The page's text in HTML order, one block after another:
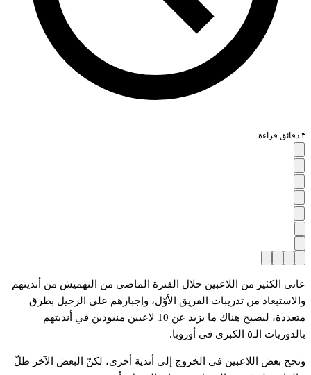
٣ دقائق قراءة
عانى الكثير من اللاعبين خلال الفترة الماضي من التهميش من أنديتهم
والاستبعاد من تدريبات الفريق الأوّل، وإجبارهم على الرحيل بطرق
متعددة، ليصبح هناك ما يزيد عن 10 لاعبين منبوذين في أنديتهم
بالدوريات الـ٥ الكبرى في أوروبا.
ونجح بعض اللاعبين في الخروج إلى أندية أخرى، لكنّ البعض الآخر ظلّ